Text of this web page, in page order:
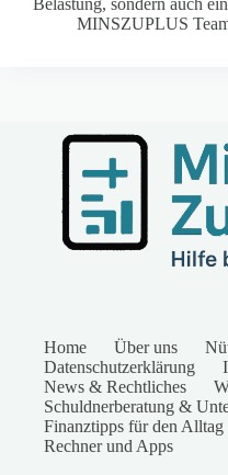
Belastung, sondern auch
MINSZUPLUS
Home Über uns
Datenschutzerklärung
News & Rechtliches
Schuldnerberatung &
Finanztipps für den Alltag
Rechner und Apps